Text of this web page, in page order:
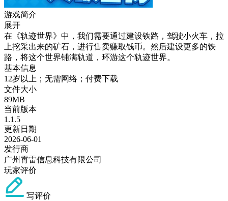
游戏简介
展开
在《轨迹世界》中，我们需要通过建设铁路，驾驶小火车，拉
上挖采出来的矿石，进行售卖赚取钱币。然后建设更多的铁
路，将这个世界铺满轨道，环游这个轨迹世界。
基本信息
12岁以上；无需网络；付费下载
文件大小
89MB
当前版本
1.1.5
更新日期
2026-06-01
发行商
广州霄雷信息科技有限公司
玩家评价
写评价